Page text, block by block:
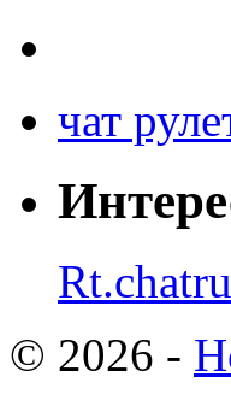
чат
© 2026 -